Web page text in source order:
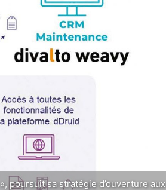
poursuit sa stratégie d’ouverture aux